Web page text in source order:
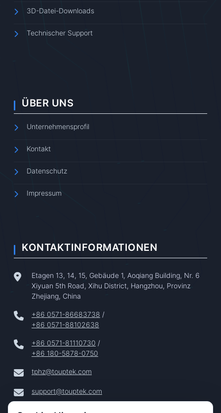
3D-Datei-Downloads
Technischer Support
ÜBER UNS
Unternehmensprofil
Kontakt
Datenschutz
Impressum
KONTAKTINFORMATIONEN
Etagen 13, 14, 15, Gebäude 1, Aoqiang Building, Nr. 6
Xiyuan 5th Road, Xihu District, Hangzhou, Provinz
Zhejiang, China
+86 0571-86683738 /
+86 0571-88102638
+86 0571-81110730 /
+86 180-5878-0750
tphz@touptek.com
support@touptek.com